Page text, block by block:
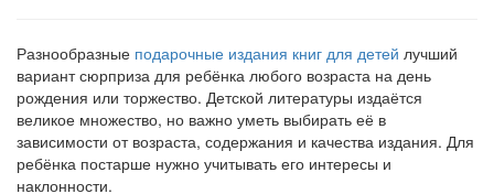
Разнообразные подарочные издания книг для детей лучший
вариант сюрприза для ребёнка любого возраста на день
рождения или торжество. Детской литературы издаётся
великое множество, но важно уметь выбирать её в
зависимости от возраста, содержания и качества издания. Для
ребёнка постарше нужно учитывать его интересы и
наклонности.